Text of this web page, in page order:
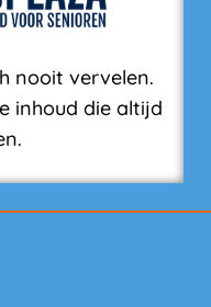
nooit vervelen.
inhoud die altijd